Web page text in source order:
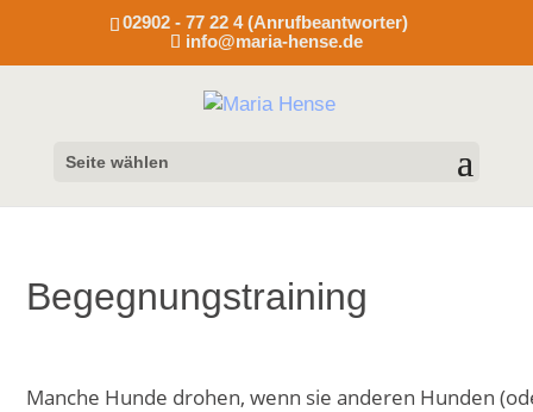
02902 - 77 22 4 (Anrufbeantworter)
info@maria-hense.de
Seite wählen
Begegnungstraining
Manche Hunde drohen, wenn sie anderen Hunden